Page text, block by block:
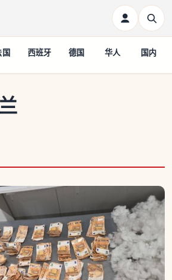
国 西班牙 德国 华人 国内